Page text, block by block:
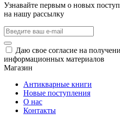
Узнавайте первым о новых
на нашу рассылку
Даю свое согласие на
информационных материалов
Магазин
Антикварные книги
Новые поступления
О нас
Контакты